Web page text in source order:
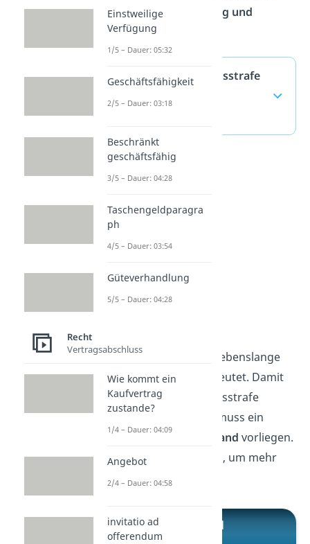
„Maßregel der Besserung und
Sicherung“.
Lebenslange Freiheitsstrafe
Jetzt weißt du, was eine lebenslange
Haft in Deutschland bedeutet. Damit
eine lebenslange Freiheitsstrafe
verhängt werden kann, muss ein
entsprechender
Tatbestand vorliegen.
Schau dir unser
an, um mehr
darüber zu erfahren!
Einstweilige
Verfügung
1/5 – Dauer: 05:32
Geschäftsfähigkeit
2/5 – Dauer: 03:18
Beschränkt
geschäftsfähig
3/5 – Dauer: 04:28
Taschengeldparagra
ph
4/5 – Dauer: 03:54
Güteverhandlung
5/5 – Dauer: 04:28
Recht
Vertragsabschluss
Wie kommt ein
Kaufvertrag
zustande?
1/4 – Dauer: 04:09
Angebot
2/4 – Dauer: 04:58
invitatio ad
offerendum